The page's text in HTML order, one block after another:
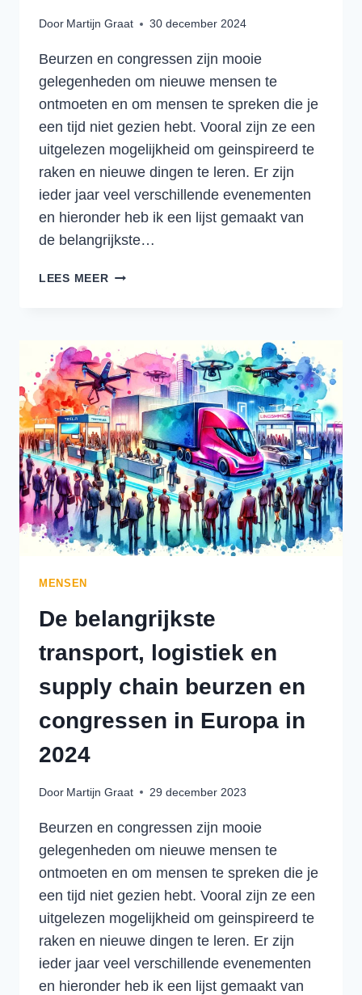
Door Martijn Graat 30 december 2024
Beurzen en congressen zijn mooie
gelegenheden om nieuwe mensen te
ontmoeten en om mensen te spreken die je
een tijd niet gezien hebt. Vooral zijn ze een
uitgelezen mogelijkheid om geinspireerd te
raken en nieuwe dingen te leren. Er zijn
ieder jaar veel verschillende evenementen
en hieronder heb ik een lijst gemaakt van
de belangrijkste…
LEES MEERDE
EN
SUPPLY
CHAIN
BEURZEN
EN
CONGRESSEN
IN
NEDERLAND
EN
BELGIË
IN
2025
MENSEN
De belangrijkste
transport, logistiek en
supply chain beurzen en
congressen in Europa in
2024
Door Martijn Graat 29 december 2023
Beurzen en congressen zijn mooie
gelegenheden om nieuwe mensen te
ontmoeten en om mensen te spreken die je
een tijd niet gezien hebt. Vooral zijn ze een
uitgelezen mogelijkheid om geinspireerd te
raken en nieuwe dingen te leren. Er zijn
ieder jaar veel verschillende evenementen
en hieronder heb ik een lijst gemaakt van